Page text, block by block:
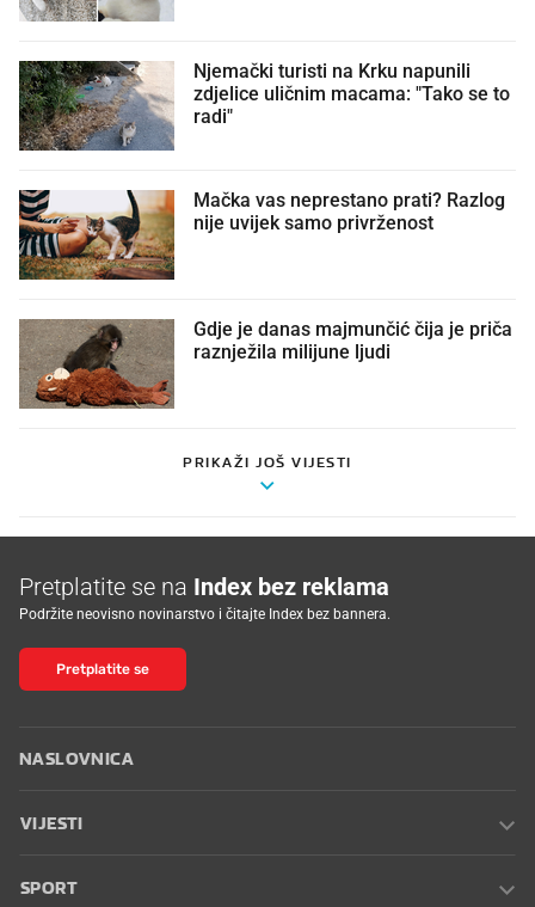
Njemački turisti na Krku napunili
zdjelice uličnim macama: "Tako se to
radi"
Mačka vas neprestano prati? Razlog
nije uvijek samo privrženost
Gdje je danas majmunčić čija je priča
raznježila milijune ljudi
PRIKAŽI JOŠ VIJESTI
Pretplatite se na Index bez reklama
Podržite neovisno novinarstvo i čitajte Index bez bannera.
Pretplatite se
NASLOVNICA
VIJESTI
SPORT